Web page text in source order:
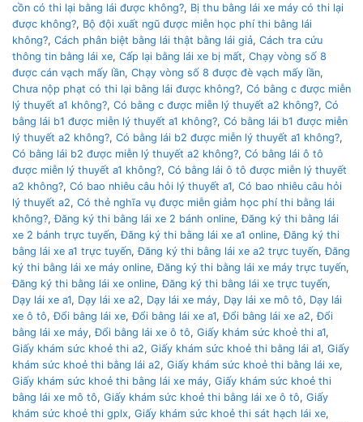
cồn có thi lại bằng lái được không?, Bị thu bằng lái xe máy có thi lại
được không?, Bộ đội xuất ngũ được miễn học phí thi bằng lái
không?, Cách phân biệt bằng lái thật bằng lái giả, Cách tra cứu
thông tin bằng lái xe, Cấp lại bằng lái xe bị mất, Chạy vòng số 8
được cán vạch mấy lần, Chạy vòng số 8 được đè vạch mấy lần,
Chưa nộp phạt có thi lại bằng lái được không?, Có bằng c được miễn
lý thuyết a1 không?, Có bằng c được miễn lý thuyết a2 không?, Có
bằng lái b1 được miễn lý thuyết a1 không?, Có bằng lái b1 được miễn
lý thuyết a2 không?, Có bằng lái b2 được miễn lý thuyết a1 không?,
Có bằng lái b2 được miễn lý thuyết a2 không?, Có bằng lái ô tô
được miễn lý thuyết a1 không?, Có bằng lái ô tô được miễn lý thuyết
a2 không?, Có bao nhiêu câu hỏi lý thuyết a1, Có bao nhiêu câu hỏi
lý thuyết a2, Có thẻ nghĩa vụ được miễn giảm học phí thi bằng lái
không?,Đăng ký thi bằng lái xe 2 bánh online,Đăng ký thi bằng lái
xe 2 bánh trực tuyến,Đăng ký thi bằng lái xe a1 online,Đăng ký thi
bằng lái xe a1 trực tuyến,Đăng ký thi bằng lái xe a2 trực tuyến,Đăng
ký thi bằng lái xe máy online,Đăng ký thi bằng lái xe máy trực tuyến,
Đăng ký thi bằng lái xe online,Đăng ký thi bằng lái xe trực tuyến,
Dạy lái xe a1, Dạy lái xe a2, Dạy lái xe máy, Dạy lái xe mô tô, Dạy lái
xe ô tô,Đổi bằng lái xe,Đổi bằng lái xe a1,Đổi bằng lái xe a2,Đổi
bằng lái xe máy,Đổi bằng lái xe ô tô, Giấy khám sức khoẻ thi a1,
Giấy khám sức khoẻ thi a2, Giấy khám sức khoẻ thi bằng lái a1, Giấy
khám sức khoẻ thi bằng lái a2, Giấy khám sức khoẻ thi bằng lái xe,
Giấy khám sức khoẻ thi bằng lái xe máy, Giấy khám sức khoẻ thi
bằng lái xe mô tô, Giấy khám sức khoẻ thi bằng lái xe ô tô, Giấy
khám sức khoẻ thi gplx, Giấy khám sức khoẻ thi sát hạch lái xe,